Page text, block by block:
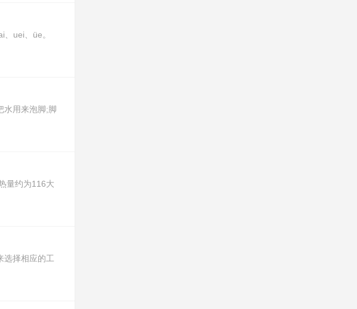
uei、üe。
个语音整
水用来泡脚;脚
量约为116大
选择相应的工